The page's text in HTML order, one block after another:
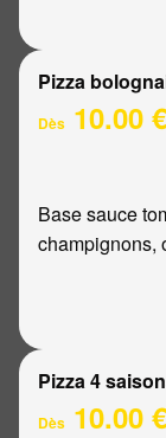
Pizza
Dès 10.00 €
Base sauce
champignons,
Pizza 4
Dès 10.00 €